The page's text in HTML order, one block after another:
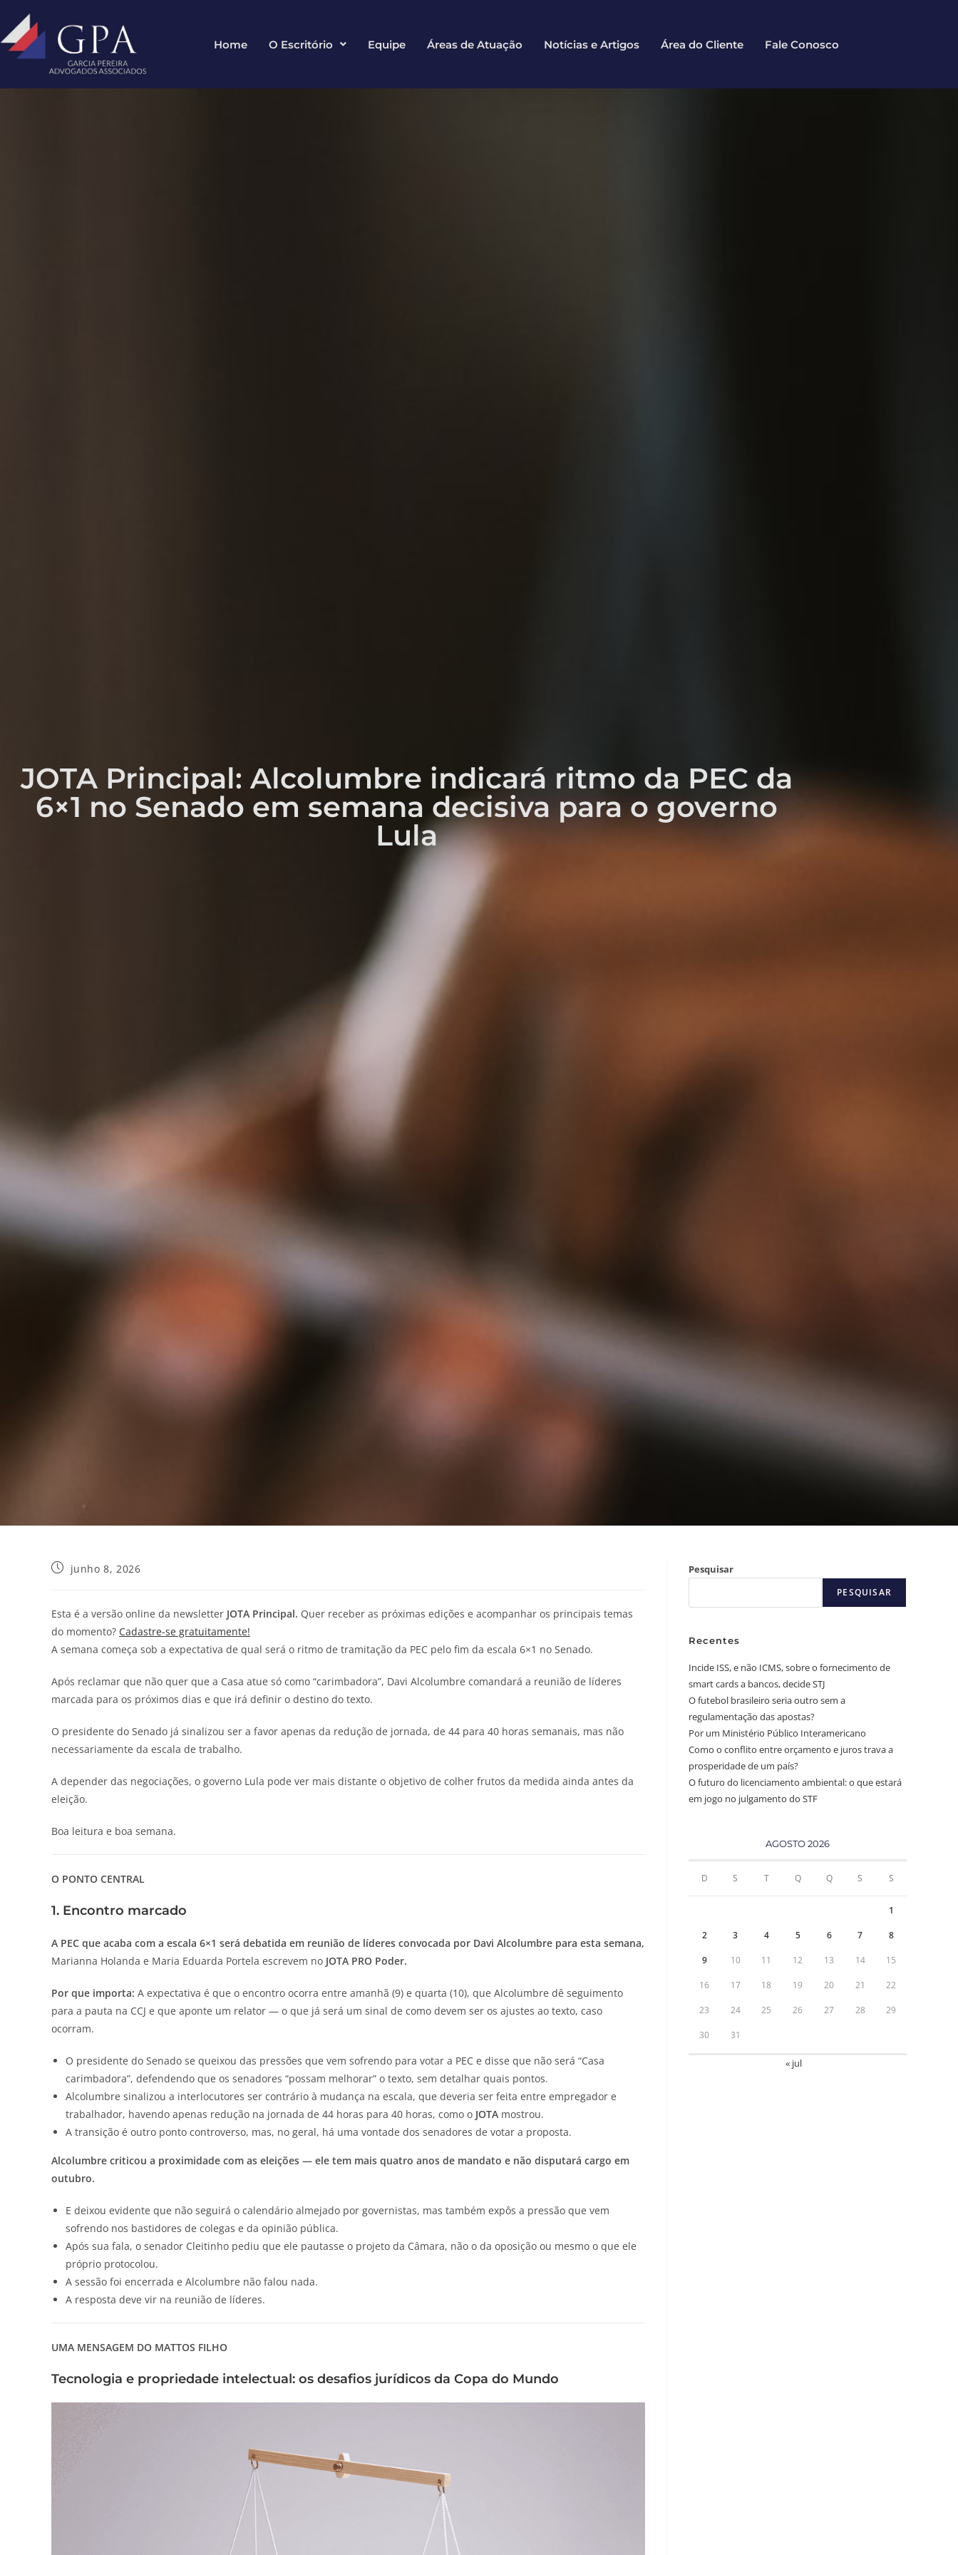
Home O Escritório Equipe Áreas de Atuação Notícias e Artigos Área do Cliente Fale Conosco
JOTA Principal: Alcolumbre indicará ritmo da PEC da
6×1 no Senado em semana decisiva para o governo
Lula
junho 8, 2026
Esta é a versão online da newsletter JOTA Principal. Quer receber as próximas edições e acompanhar os principais temas
do momento? Cadastre-se gratuitamente!
A semana começa sob a expectativa de qual será o ritmo de tramitação da PEC pelo fim da escala 6×1 no Senado.
Após reclamar que não quer que a Casa atue só como “carimbadora”, Davi Alcolumbre comandará a reunião de líderes
marcada para os próximos dias e que irá definir o destino do texto.
O presidente do Senado já sinalizou ser a favor apenas da redução de jornada, de 44 para 40 horas semanais, mas não
necessariamente da escala de trabalho.
A depender das negociações, o governo Lula pode ver mais distante o objetivo de colher frutos da medida ainda antes da
eleição.
Boa leitura e boa semana.
O PONTO CENTRAL
1. Encontro marcado
A PEC que acaba com a escala 6×1 será debatida em reunião de líderes convocada por Davi Alcolumbre para esta semana,
Marianna Holanda e Maria Eduarda Portela escrevem no JOTA PRO Poder.
Por que importa: A expectativa é que o encontro ocorra entre amanhã (9) e quarta (10), que Alcolumbre dê seguimento
para a pauta na CCJ e que aponte um relator — o que já será um sinal de como devem ser os ajustes ao texto, caso
ocorram.
O presidente do Senado se queixou das pressões que vem sofrendo para votar a PEC e disse que não será “Casa
carimbadora”, defendendo que os senadores “possam melhorar” o texto, sem detalhar quais pontos.
Alcolumbre sinalizou a interlocutores ser contrário à mudança na escala, que deveria ser feita entre empregador e
trabalhador, havendo apenas redução na jornada de 44 horas para 40 horas, como o JOTA mostrou.
A transição é outro ponto controverso, mas, no geral, há uma vontade dos senadores de votar a proposta.
Alcolumbre criticou a proximidade com as eleições — ele tem mais quatro anos de mandato e não disputará cargo em
outubro.
E deixou evidente que não seguirá o calendário almejado por governistas, mas também expôs a pressão que vem
sofrendo nos bastidores de colegas e da opinião pública.
Após sua fala, o senador Cleitinho pediu que ele pautasse o projeto da Câmara, não o da oposição ou mesmo o que ele
próprio protocolou.
A sessão foi encerrada e Alcolumbre não falou nada.
A resposta deve vir na reunião de líderes.
UMA MENSAGEM DO MATTOS FILHO
Tecnologia e propriedade intelectual: os desafios jurídicos da Copa do Mundo
Pesquisar
PESQUISAR
Recentes
Incide ISS, e não ICMS, sobre o fornecimento de
smart cards a bancos, decide STJ
O futebol brasileiro seria outro sem a
regulamentação das apostas?
Por um Ministério Público Interamericano
Como o conflito entre orçamento e juros trava a
prosperidade de um país?
O futuro do licenciamento ambiental: o que estará
em jogo no julgamento do STF
AGOSTO 2026
D S T Q Q S S
1
2 3 4 5 6 7 8
9 10 11 12 13 14 15
16 17 18 19 20 21 22
23 24 25 26 27 28 29
30 31
« jul